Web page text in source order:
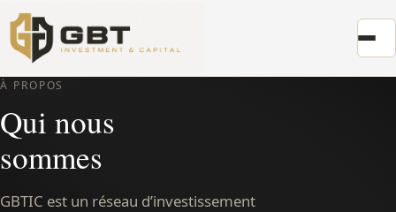
À PROPOS
Qui nous
sommes
GBTIC est un réseau d’investissement